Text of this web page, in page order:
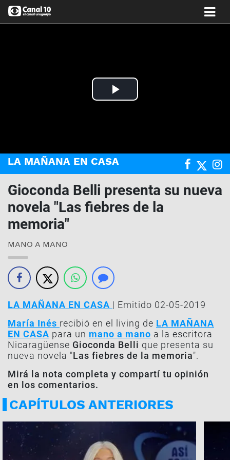
Play
LA MAÑANA EN CASA
Gioconda Belli presenta su nueva
novela "Las fiebres de la
memoria"
MANO A MANO
LA MAÑANA EN CASA | Emitido 02-05-2019
María Inés recibió en el living de LA MAÑANA
EN CASA para un mano a mano a la escritora
Nicaragüense Gioconda Belli que presenta su
nueva novela "Las fiebres de la memoria".
Mirá la nota completa y compartí tu opinión
en los comentarios.
CAPÍTULOS ANTERIORES